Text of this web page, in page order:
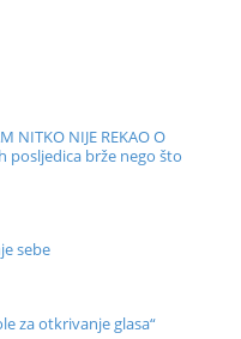
NITKO NIJE REKAO O
posljedica brže nego što
sebe
za otkrivanje glasa“